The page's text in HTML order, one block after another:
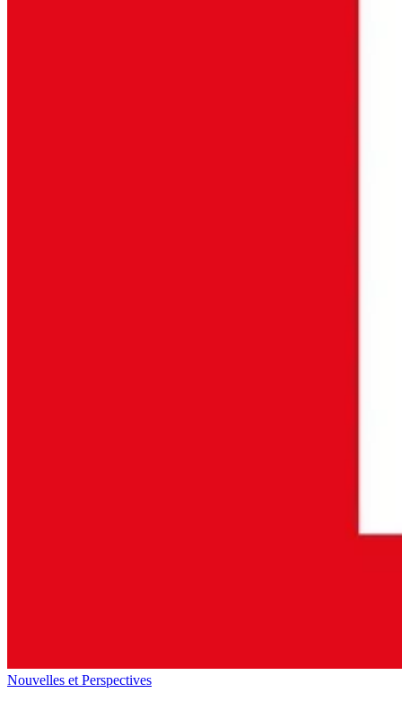
Nouvelles et Perspectives